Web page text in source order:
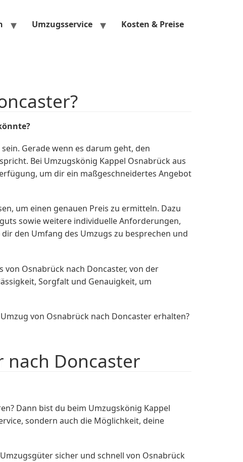
Umzugsservice Kosten & Preise
Gerade wenn es darum geht, den
Bei Umzugskönig Kappel Osnabrück aus
um dir ein maßgeschneidertes Angebot
um einen genauen Preis zu ermitteln. Dazu
sowie weitere individuelle Anforderungen,
den Umfang des Umzugs zu besprechen und
Osnabrück nach Doncaster, von der
Sorgfalt und Genauigkeit, um
von Osnabrück nach Doncaster erhalten?
Doncaster
Dann bist du beim Umzugskönig Kappel
sondern auch die Möglichkeit, deine
sicher und schnell von Osnabrück